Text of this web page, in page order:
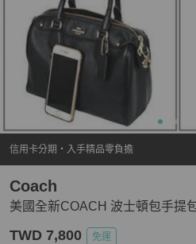
信用卡分期・入手精品零負擔
美國全新COACH 波士頓包手提
Coach
TWD 7,800 免運